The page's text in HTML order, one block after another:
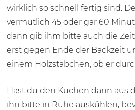
wirklich so schnell fertig sind.
vermutlich 45 oder gar 60
dann gib ihm bitte auch die
erst gegen Ende der Backzeit
einem Holzstäbchen, ob er
Hast du den Kuchen dann aus
ihn bitte in Ruhe auskühlen,